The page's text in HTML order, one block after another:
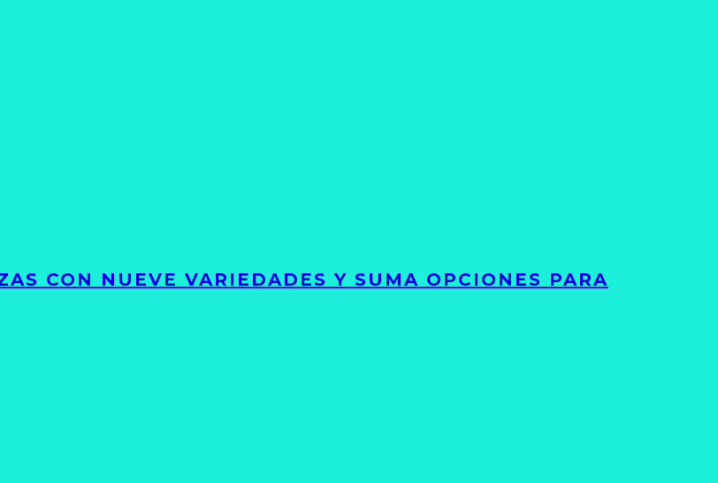
CON NUEVE VARIEDADES Y SUMA OPCIONES PARA